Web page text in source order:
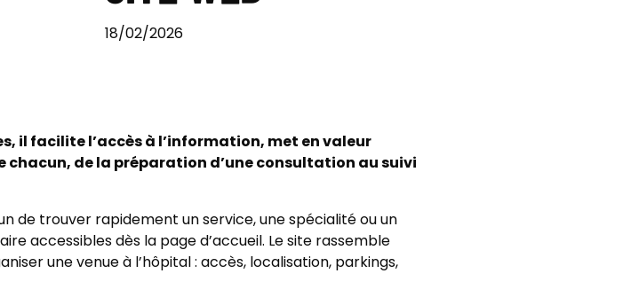
18/02/2026
il facilite l’accès à l’information, met en valeur
chacun, de la préparation d’une consultation au suivi
de trouver rapidement un service, une spécialité ou un
accessibles dès la page d’accueil. Le site rassemble
une venue à l’hôpital : accès, localisation, parkings,